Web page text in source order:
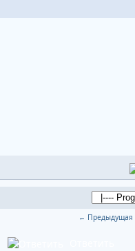
← Предыдущая